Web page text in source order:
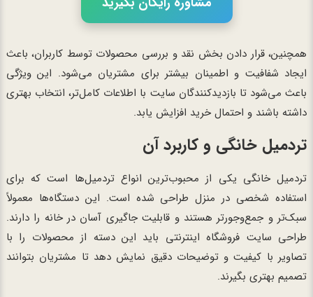
همچنین، قرار دادن بخش نقد و بررسی محصولات توسط کاربران، باعث
ایجاد شفافیت و اطمینان بیشتر برای مشتریان می‌شود. این ویژگی
باعث می‌شود تا بازدیدکنندگان سایت با اطلاعات کامل‌تر، انتخاب بهتری
داشته باشند و احتمال خرید افزایش یابد.
تردمیل خانگی و کاربرد آن
تردمیل خانگی یکی از محبوب‌ترین انواع تردمیل‌ها است که برای
استفاده شخصی در منزل طراحی شده است. این دستگاه‌ها معمولاً
سبک‌تر و جمع‌وجورتر هستند و قابلیت جاگیری آسان در خانه را دارند.
طراحی سایت فروشگاه اینترنتی باید این دسته از محصولات را با
تصاویر با کیفیت و توضیحات دقیق نمایش دهد تا مشتریان بتوانند
تصمیم بهتری بگیرند.